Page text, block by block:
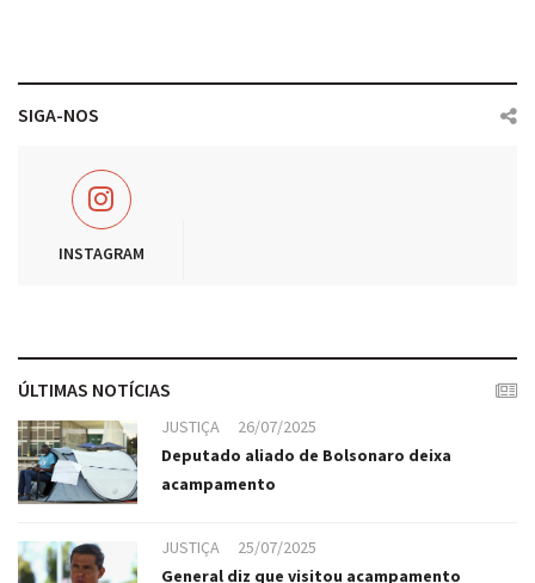
SIGA-NOS
INSTAGRAM
ÚLTIMAS NOTÍCIAS
JUSTIÇA
26/07/2025
Deputado aliado de Bolsonaro deixa
acampamento
JUSTIÇA
25/07/2025
General diz que visitou acampamento